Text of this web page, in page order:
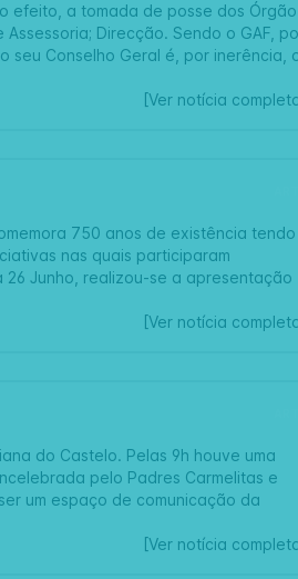
efeito, a tomada de posse dos Órgão
Direcção. Sendo o GAF,
seu Conselho Geral é, por inerência,
[Ver notícia
750 anos de existência tendo
nas quais participaram
Junho, realizou-se a apresentação
[Ver notícia
do Castelo. Pelas 9h houve uma
pelo Padres Carmelitas e
um espaço de comunicação da
[Ver notícia